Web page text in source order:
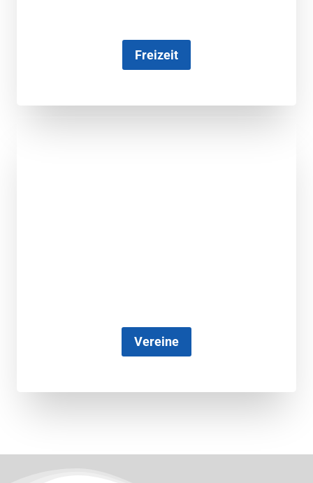
Freizeit
Vereine